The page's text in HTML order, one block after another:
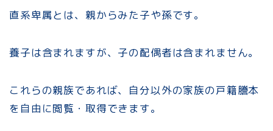
直系卑属とは、親からみた子や孫です。
養子は含まれますが、子の配偶者は含まれません。
これらの親族であれば、自分以外の家族の戸籍謄本
を自由に閲覧・取得できます。